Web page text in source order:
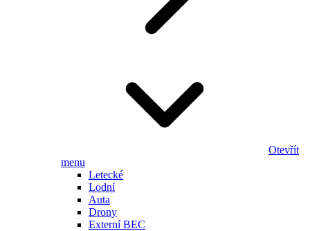
Otevřít
menu
Letecké
Lodní
Auta
Drony
Externí BEC